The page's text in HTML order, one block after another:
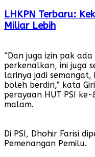
LHKPN Terbaru:
Miliar Lebih
“Dan juga izin pak
perkenalkan, ini juga
larinya jadi semangat,
boleh berdiri,” kata
perayaan HUT PSI
malam.
Di PSI, Dhohir Farisi
Pemenangan Pemilu.